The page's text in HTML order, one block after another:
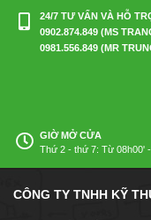
24/7 TƯ VẤN VÀ HỖ
0902.874.849 (MS
0981.556.849 (MR
GIỜ MỞ CỬA
Thứ 2 - thứ 7: Từ 08h00'
CÔNG TY TNHH KỸ